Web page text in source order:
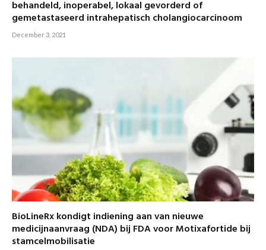
behandeld, inoperabel, lokaal gevorderd of
gemetastaseerd intrahepatisch cholangiocarcinoom
December 3, 2021
BioLineRx kondigt indiening aan van nieuwe
medicijnaanvraag (NDA) bij FDA voor Motixafortide bij
stamcelmobilisatie